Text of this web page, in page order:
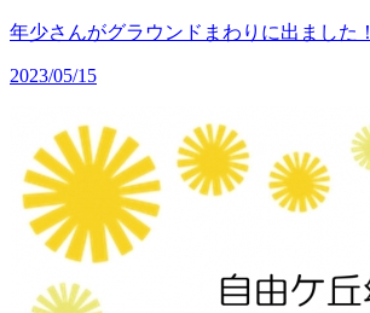
年少さんがグラウンドまわりに出ました！
2023/05/15